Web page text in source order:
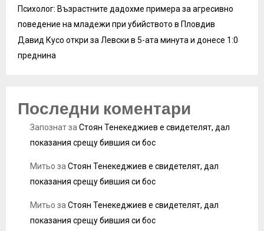
Психолог: Възрастните дадохме примера за агресивно
поведение на младежи при убийството в Пловдив
Давид Кусо откри за Левски в 5-ата минута и донесе 1:0
преднина
Последни коментари
Запознатза Стоян Тенекеджиев е свидетелят, дал
показания срещу бившия си бос
Митьо за Стоян Тенекеджиев е свидетелят, дал
показания срещу бившия си бос
Митьо за Стоян Тенекеджиев е свидетелят, дал
показания срещу бившия си бос